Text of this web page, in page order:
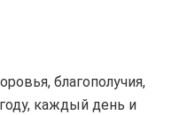
благополучия,
каждый день и